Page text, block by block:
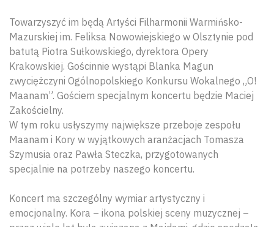
Towarzyszyć im będą Artyści Filharmonii Warmińsko-
Mazurskiej im. Feliksa Nowowiejskiego w Olsztynie pod
batutą Piotra Sułkowskiego, dyrektora Opery
Krakowskiej. Gościnnie wystąpi Blanka Magun
zwyciężczyni Ogólnopolskiego Konkursu Wokalnego „O!
Maanam”. Gościem specjalnym koncertu będzie Maciej
Zakościelny.
W tym roku usłyszymy największe przeboje zespołu
Maanam i Kory w wyjątkowych aranżacjach Tomasza
Szymusia oraz Pawła Steczka, przygotowanych
specjalnie na potrzeby naszego koncertu.
Koncert ma szczególny wymiar artystyczny i
emocjonalny. Kora – ikona polskiej sceny muzycznej –